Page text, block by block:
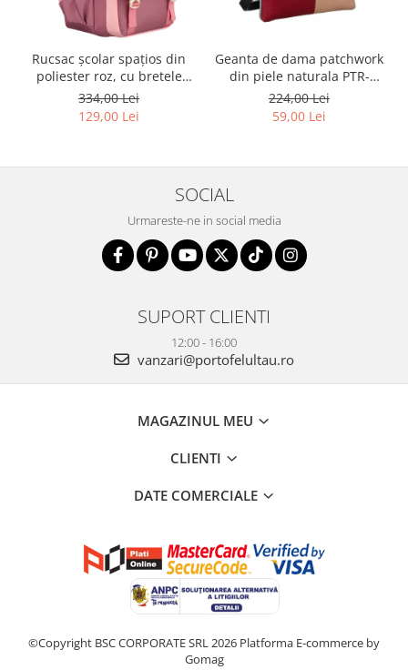
Rucsac școlar spațios din
poliester roz, cu bretele
reglabile - Peterson PTR-
PTN 8610-1327 PINK
334,00 Lei
129,00 Lei
Geanta de dama patchwork
din piele naturala PTR-
1718-SKL-6922 MULTI
224,00 Lei
59,00 Lei
SOCIAL
Urmareste-ne in social media
SUPORT CLIENTI
12:00 - 16:00
vanzari@portofelultau.ro
MAGAZINUL MEU
CLIENTI
DATE COMERCIALE
©Copyright BSC CORPORATE SRL 2026 Platforma E-commerce by
Gomag